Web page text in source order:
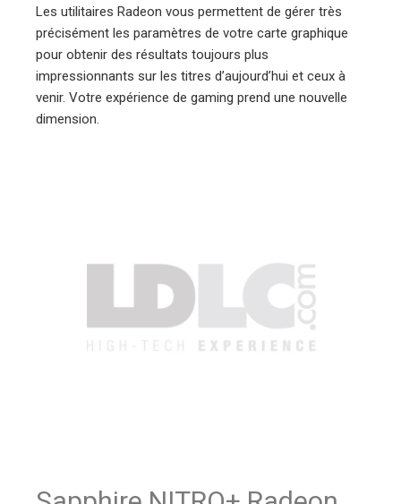
Les utilitaires Radeon vous permettent de gérer très
précisément les paramètres de votre carte graphique
pour obtenir des résultats toujours plus
impressionnants sur les titres d’aujourd’hui et ceux à
venir. Votre expérience de gaming prend une nouvelle
dimension.